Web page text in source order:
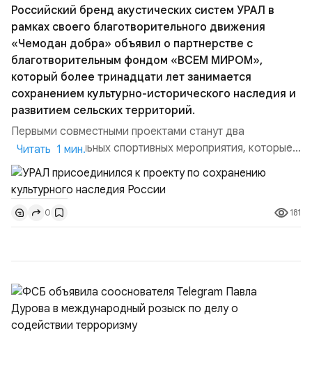
Российский бренд акустических систем УРАЛ в
рамках своего благотворительного движения
«Чемодан добра» объявил о партнерстве с
благотворительным фондом «ВСЕМ МИРОМ»,
который более тринадцати лет занимается
сохранением культурно-исторического наследия и
развитием сельских территорий.
Первыми совместными проектами станут два
благотворительных спортивных мероприятия, которые
пройдут в августе в Ивановской области и объединят
жителей региона, волонтеров и участников со всей
страны. Для УРАЛ это продолжение философии
бренда, основанной на развитии российского
производства и продвижении русского звука.
Читать 1 мин.
0 181